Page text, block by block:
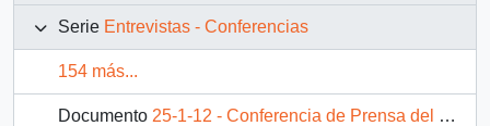
Serie Entrevistas - Conferencias
154 más...
Documento 25-1-12 - Conferencia de Prensa del Presidente